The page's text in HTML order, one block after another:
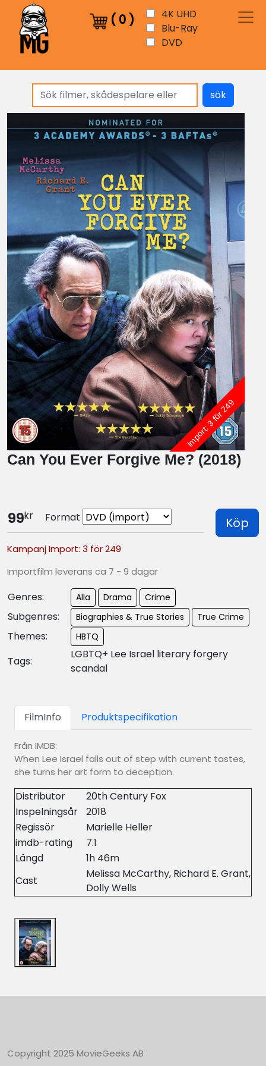
( 0)
4K UHD
Blu-Ray
DVD
sök
Import: 3 för 249
Can You Ever Forgive Me? (2018)
99kr Format Köp
Kampanj Import: 3 för 249
Importfilm leverans ca 7 - 9 dagar
Genres: Alla Drama Crime
Subgenres: Biographies & True Stories True Crime
Themes: HBTQ
Tags:
LGBTQ+ Lee Israel literary forgery
scandal
FilmInfo Produktspecifikation
Från IMDB:
When Lee Israel falls out of step with current tastes,
she turns her art form to deception.
Distributor
20th Century Fox
Inspelningsår
2018
Regissör
Marielle Heller
imdb-rating
7.1
Längd
1h 46m
Cast
Melissa McCarthy, Richard E. Grant,
Dolly Wells
Copyright 2025 MovieGeeks AB